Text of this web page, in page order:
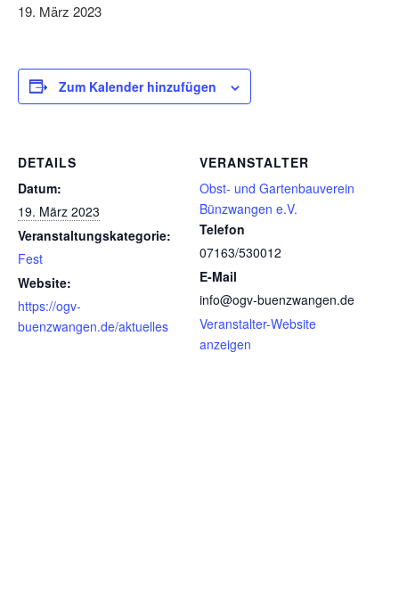
19. März 2023
Zum Kalender hinzufügen
DETAILS
Datum:
19. März 2023
Veranstaltungskategorie:
Fest
Website:
https://ogv-
buenzwangen.de/aktuelles
VERANSTALTER
Obst- und Gartenbauverein
Bünzwangen e.V.
Telefon
07163/530012
E-Mail
info@ogv-buenzwangen.de
Veranstalter-Website
anzeigen